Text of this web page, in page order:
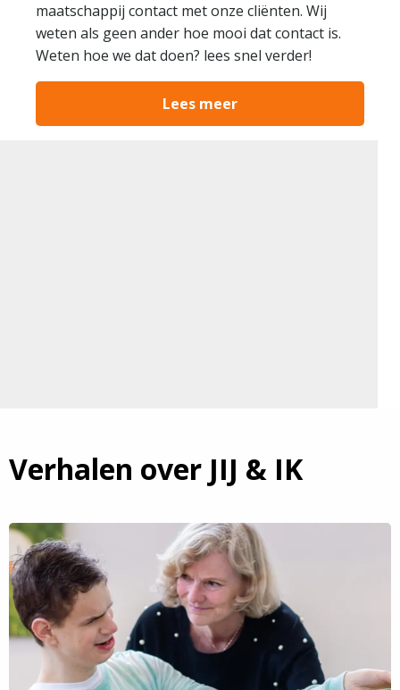
maatschappij contact met onze cliënten. Wij
weten als geen ander hoe mooi dat contact is.
Weten hoe we dat doen? lees snel verder!
Lees meer
Verhalen over JIJ & IK
Lees
meer
over
Moeder
Christa:
"Jordi
heeft